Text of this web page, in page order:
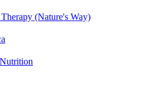
(Nature's Way)